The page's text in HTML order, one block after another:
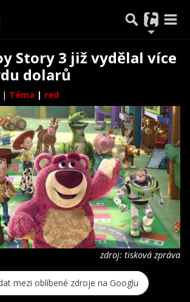
Story 3 již vydělal více
dolarů
| Téma | red
zdroj: tisková zpráva
mezi oblíbené zdroje na Googlu